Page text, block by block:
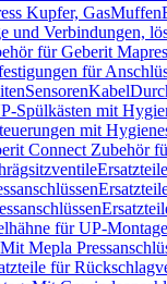
Kupfer, GasMuffen
und Verbindungen,
für Geberit
für
SensorenKabel
Spülkästen mit
mit
Connect Zubehör
für UP-Montage
Mepla
für